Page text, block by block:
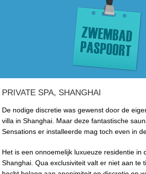
PRIVATE SPA, SHANGHAI
De nodige discretie was gewenst door de
villa in Shanghai. Maar deze fantastische
Sensations er installeerde mag toch even in
Het is een onnoemelijk luxueuze residentie in
Shanghai. Qua exclusiviteit valt er niet aan